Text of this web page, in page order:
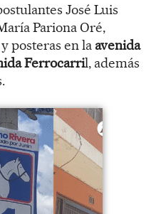
José Luis
Pariona Oré,
posteras en la avenida
Ferrocarril, además